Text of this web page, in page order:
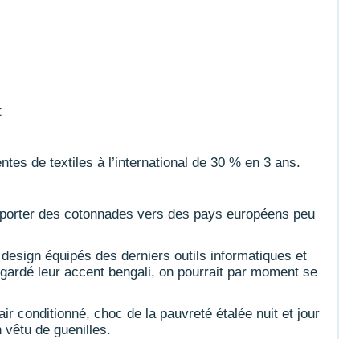
de textiles à l’international de 30 % en 3 ans.
des cotonnades vers des pays européens peu
équipés des derniers outils informatiques et
leur accent bengali, on pourrait par moment se
conditionné, choc de la pauvreté étalée nuit et jour
de guenilles.